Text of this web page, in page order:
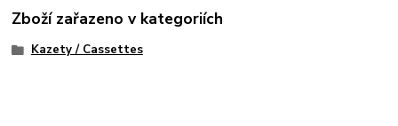
Zboží zařazeno v kategoriích
Kazety / Cassettes